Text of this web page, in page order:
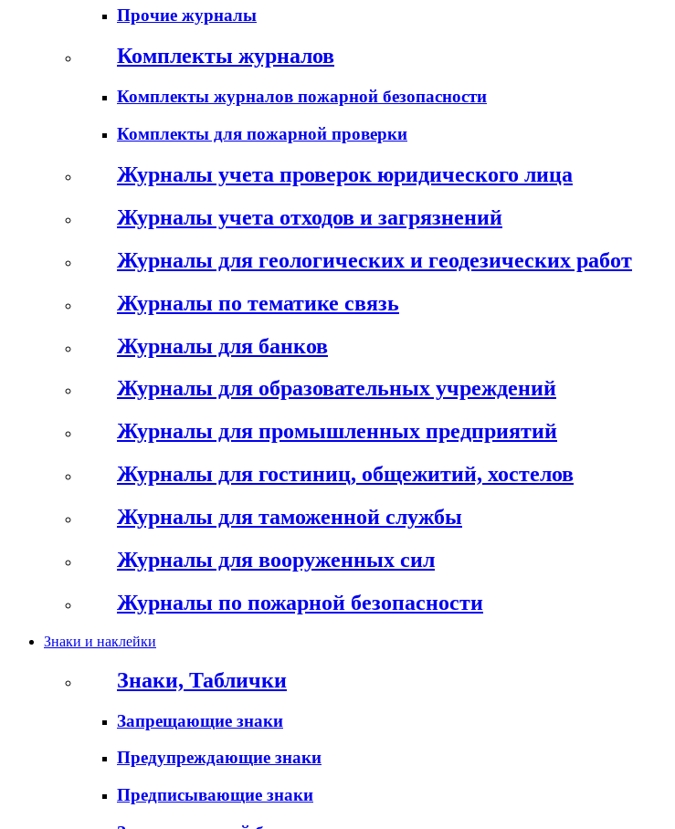
Прочие журналы
Комплекты журналов
Комплекты журналов пожарной безопасности
Комплекты для пожарной проверки
Журналы учета проверок юридического лица
Журналы учета отходов и загрязнений
Журналы для геологических и геодезических работ
Журналы по тематике связь
Журналы для банков
Журналы для образовательных учреждений
Журналы для промышленных предприятий
Журналы для гостиниц, общежитий, хостелов
Журналы для таможенной службы
Журналы для вооруженных сил
Журналы по пожарной безопасности
Знаки и наклейки
Знаки, Таблички
Запрещающие знаки
Предупреждающие знаки
Предписывающие знаки